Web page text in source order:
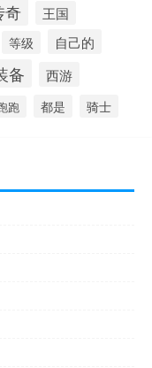
奇 王国
等级 自己的
备 西游
跑 都是 骑士